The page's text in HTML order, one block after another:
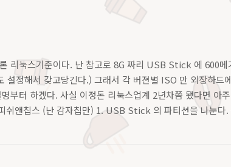
리눅스기준이다. 난 참고로 8G 짜리 USB Stick 에 600
정해서 갖고당긴다.) 그래서 각 버젼별 ISO 만 외장하드
부터 하겠다. 사실 이정돈 리눅스업계 2년차쯤 됐다면 아
앤칩스 (난 감자칩만) 1. USB Stick 의 파티션을 나눈